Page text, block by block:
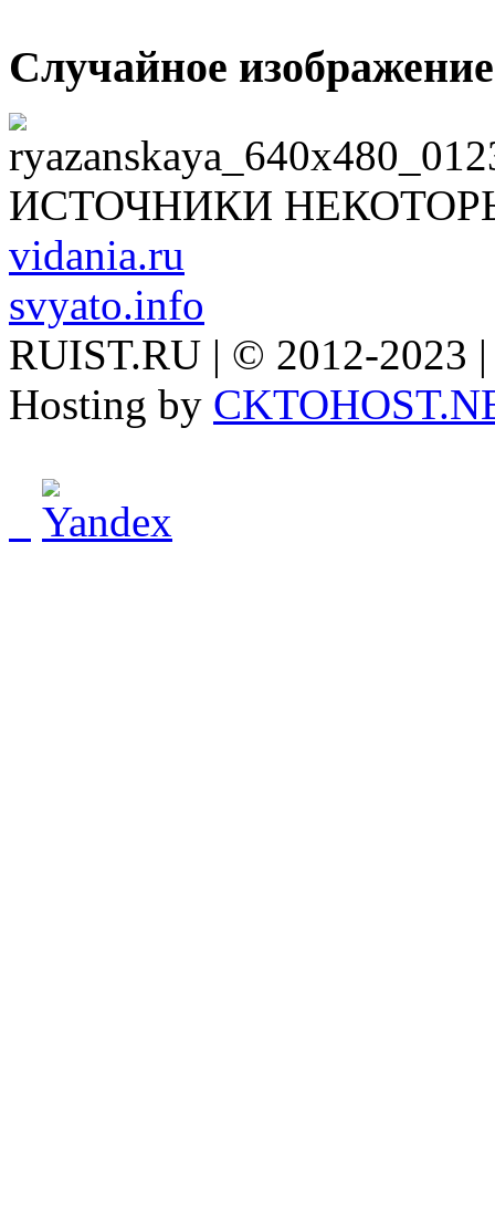
Случайное изображение
ИСТОЧНИКИ
vidania.ru
svyato.info
RUIST.RU | © 2012-2023
Hosting by